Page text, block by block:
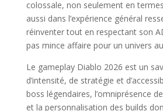
colossale, non seulement en
aussi dans l’expérience général
réinventer tout en respectant son
pas mince affaire pour un univers
Le gameplay Diablo 2026 est un
d’intensité, de stratégie et
boss légendaires, l’omniprésence
et la personnalisation des builds